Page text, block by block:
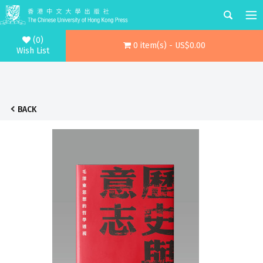
(0)
Wish List
0 item(s) - US$0.00
BACK